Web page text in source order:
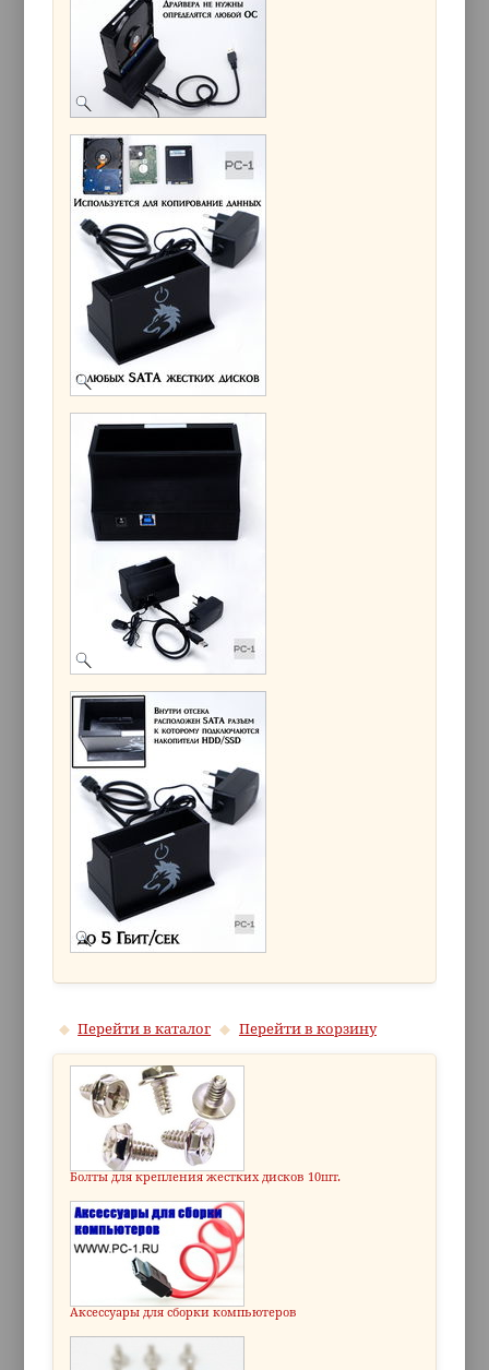
Перейти в каталог Перейти в корзину
Болты для крепления жестких дисков 10шт.
Аксессуары для сборки компьютеров